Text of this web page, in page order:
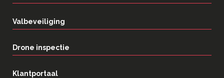
Valbeveiliging
Drone inspectie
Klantportaal